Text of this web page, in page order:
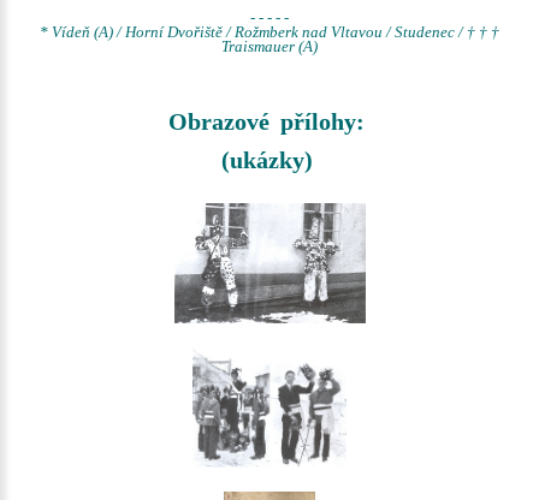
- - - - -
* Vídeň (A) / Horní Dvořiště / Rožmberk nad Vltavou / Studenec / † † †
Traismauer (A)
Obrazové přílohy:
(ukázky)